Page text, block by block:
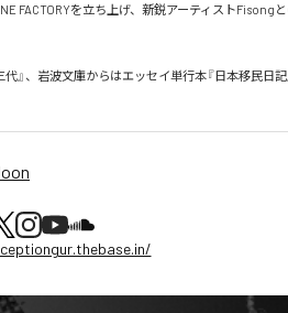
FACTORYを立ち上げ、新鋭アーティストFisong
』、岩波文庫からはエッセイ単行本『日本移民日